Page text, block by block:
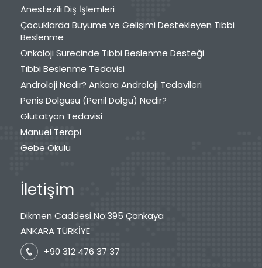
Anestezili Diş İşlemleri
Çocuklarda Büyüme ve Gelişimi Destekleyen Tıbbi
Beslenme
Onkoloji Sürecinde Tıbbi Beslenme Desteği
Tıbbi Beslenme Tedavisi
Androloji Nedir? Ankara Androloji Tedavileri
Penis Dolgusu (Penil Dolgu) Nedir?
Glutatyon Tedavisi
Manuel Terapi
Gebe Okulu
İletişim
Dikmen Caddesi No:395 Çankaya
ANKARA TÜRKİYE
+90 312 476 37 37